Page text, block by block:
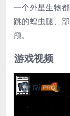
一个外星生物
跳的蝗虫腿、
颅。
游戏视频